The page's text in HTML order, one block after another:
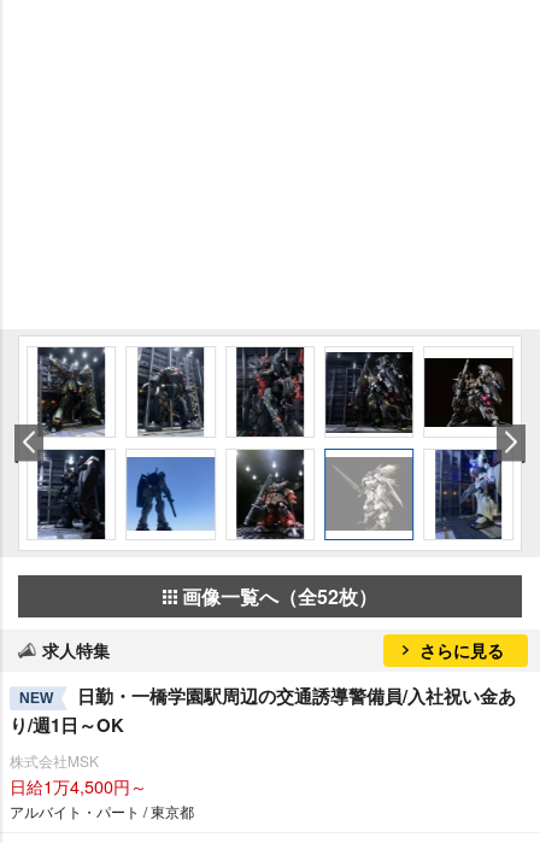
画像一覧へ（全52枚）
求人特集 さらに見る
NEW
日勤・一橋学園駅周辺の交通誘導警備員/入社祝い金あ
り/週1日～OK
株式会社MSK
日給1万4,500円～
アルバイト・パート / 東京都